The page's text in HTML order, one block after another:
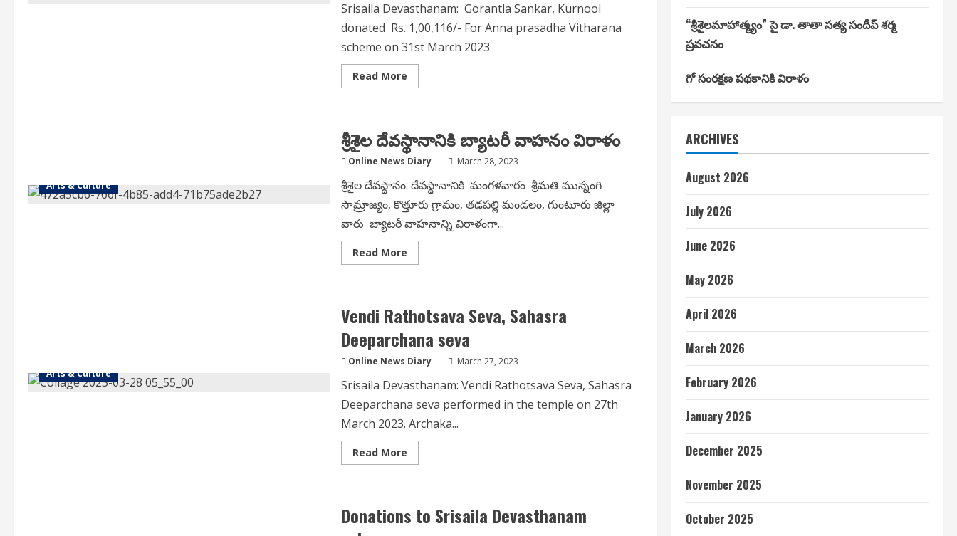
Srisaila Devasthanam: Gorantla Sankar, Kurnool
donated Rs. 1,00,116/- For Anna prasadha Vitharana
scheme on 31st March 2023.
Read MoreRead
more
donated
Rs.
1,00,116/-
For
prasadha
Vitharana
scheme
Arts & Culture
శ్రీశైల దేవస్థానానికి బ్యాటరీ వాహనం విరాళం
Online News Diary March 28, 2023
శ్రీశైల దేవస్థానం: దేవస్థానానికి మంగళవారం శ్రీమతి మున్నంగి
సామ్రాజ్యం, కొత్తూరు గ్రామం, తడపల్లి మండలం, గుంటూరు జిల్లా
వారు బ్యాటరీ వాహనాన్ని విరాళంగా...
Read MoreRead
more
వాహనం
విరాళం
Arts & Culture
Vendi Rathotsava Seva, Sahasra
Deeparchana seva
Online News Diary March 27, 2023
Srisaila Devasthanam: Vendi Rathotsava Seva, Sahasra
Deeparchana seva performed in the temple on 27th
March 2023. Archaka...
Read MoreRead
more
Sahasra
Deeparchana
Donations to Srisaila Devasthanam
“శ్రీశైలమాహాత్మ్యం” పై డా. తాతా సత్య సందీప్ శర్మ
ప్రవచనం
గో సంరక్షణ పథకానికి విరాళం
ARCHIVES
August 2026
July 2026
June 2026
May 2026
April 2026
March 2026
February 2026
January 2026
December 2025
November 2025
October 2025